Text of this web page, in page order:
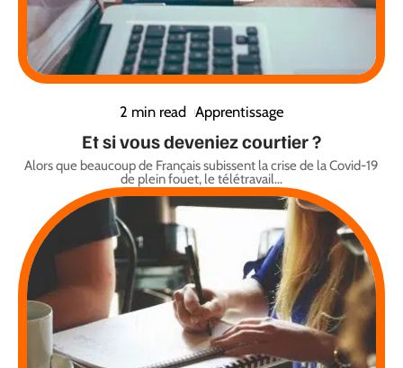
2 min read Apprentissage
Et si vous deveniez courtier ?
Alors que beaucoup de Français subissent la crise de la Covid-19
de plein fouet, le télétravail…